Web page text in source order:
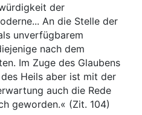
der
An die Stelle der
unverfügbarem
nach dem
Im Zuge des Glaubens
Heils aber ist mit der
auch die Rede
geworden.« (Zit. 104)